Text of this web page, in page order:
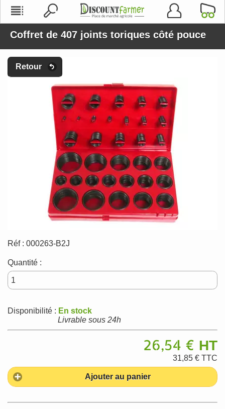
Coffret de 407 joints toriques côté pouce
Retour
Réf : 000263-B2J
Quantité :
Disponibilité : En stock
Livrable sous 24h
26,54 € HT
31,85 € TTC
Ajouter au panier